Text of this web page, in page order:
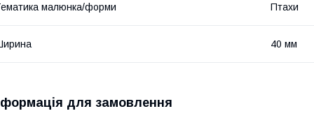
малюнка/форми Птахи
40 мм
для замовлення